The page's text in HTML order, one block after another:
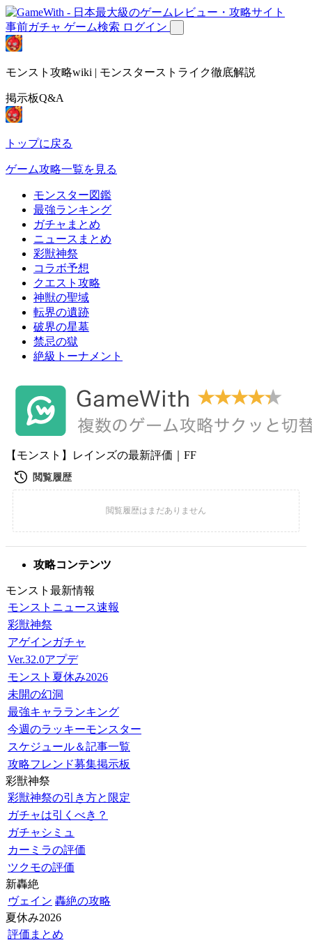
事前ガチャ ゲーム検索 ログイン
モンスト攻略wiki | モンスターストライク徹底解説
掲示板Q&A
トップに戻る
ゲーム攻略一覧を見る
モンスター図鑑
最強ランキング
ガチャまとめ
ニュースまとめ
彩獣神祭
コラボ予想
クエスト攻略
神獣の聖域
転界の遺跡
破界の星墓
禁忌の獄
絶級トーナメント
【モンスト】レインズの最新評価｜FF
攻略コンテンツ
モンスト最新情報
モンストニュース速報
彩獣神祭
アゲインガチャ
Ver.32.0アプデ
モンスト夏休み2026
未開の幻洞
最強キャラランキング
今週のラッキーモンスター
スケジュール＆記事一覧
攻略フレンド募集掲示板
彩獣神祭
彩獣神祭の引き方と限定
ガチャは引くべき？
ガチャシミュ
カーミラの評価
ツクモの評価
新轟絶
ヴェイン 轟絶の攻略
夏休み2026
評価まとめ